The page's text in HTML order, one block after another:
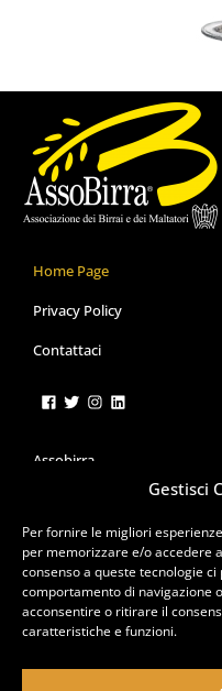
Gestisci
Per fornire le migliori
per memorizzare e/o accedere
consenso a queste tecnologie
comportamento di navigazione
acconsentire o ritirare il
caratteristiche e funzioni.
Home Page
Privacy Policy
Contattaci
Assobirra
Associati
Servizi
Le Campagne